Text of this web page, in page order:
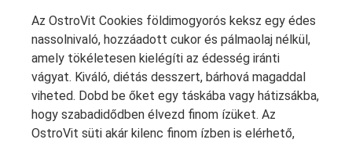
Az OstroVit Cookies földimogyorós keksz egy édes
nassolnivaló, hozzáadott cukor és pálmaolaj nélkül,
amely tökéletesen kielégíti az édesség iránti
vágyat. Kiváló, diétás desszert, bárhová magaddal
viheted. Dobd be őket egy táskába vagy hátizsákba,
hogy szabadidődben élvezd finom ízüket. Az
OstroVit süti akár kilenc finom ízben is elérhető,